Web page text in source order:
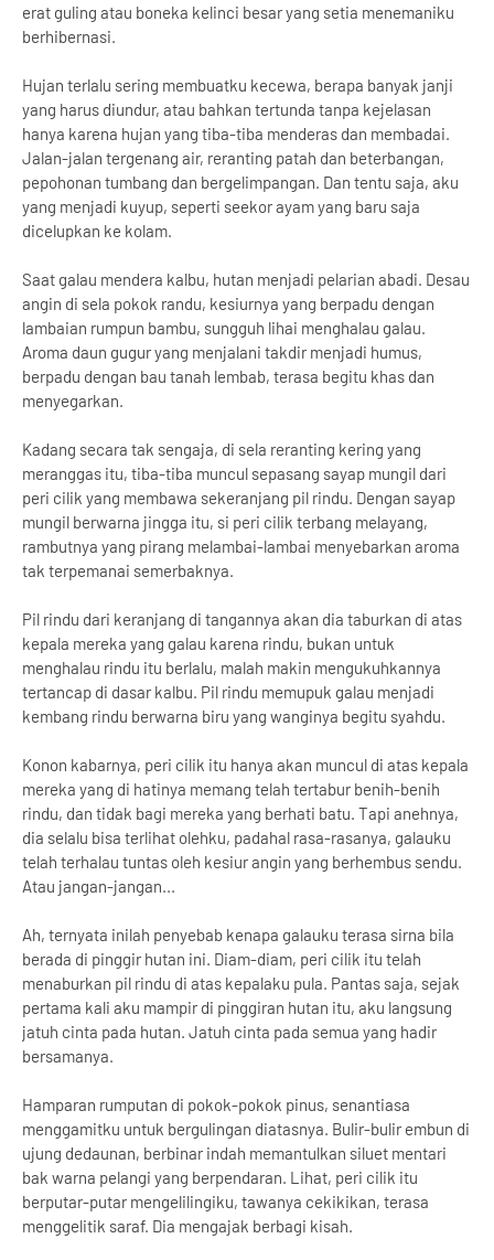
erat guling atau boneka kelinci besar yang setia menemaniku
berhibernasi.
Hujan terlalu sering membuatku kecewa, berapa banyak janji
yang harus diundur, atau bahkan tertunda tanpa kejelasan
hanya karena hujan yang tiba-tiba menderas dan membadai.
Jalan-jalan tergenang air, reranting patah dan beterbangan,
pepohonan tumbang dan bergelimpangan. Dan tentu saja, aku
yang menjadi kuyup, seperti seekor ayam yang baru saja
dicelupkan ke kolam.
Saat galau mendera kalbu, hutan menjadi pelarian abadi. Desau
angin di sela pokok randu, kesiurnya yang berpadu dengan
lambaian rumpun bambu, sungguh lihai menghalau galau.
Aroma daun gugur yang menjalani takdir menjadi humus,
berpadu dengan bau tanah lembab, terasa begitu khas dan
menyegarkan.
Kadang secara tak sengaja, di sela reranting kering yang
meranggas itu, tiba-tiba muncul sepasang sayap mungil dari
peri cilik yang membawa sekeranjang pil rindu. Dengan sayap
mungil berwarna jingga itu, si peri cilik terbang melayang,
rambutnya yang pirang melambai-lambai menyebarkan aroma
tak terpemanai semerbaknya.
Pil rindu dari keranjang di tangannya akan dia taburkan di atas
kepala mereka yang galau karena rindu, bukan untuk
menghalau rindu itu berlalu, malah makin mengukuhkannya
tertancap di dasar kalbu. Pil rindu memupuk galau menjadi
kembang rindu berwarna biru yang wanginya begitu syahdu.
Konon kabarnya, peri cilik itu hanya akan muncul di atas kepala
mereka yang di hatinya memang telah tertabur benih-benih
rindu, dan tidak bagi mereka yang berhati batu. Tapi anehnya,
dia selalu bisa terlihat olehku, padahal rasa-rasanya, galauku
telah terhalau tuntas oleh kesiur angin yang berhembus sendu.
Atau jangan-jangan...
Ah, ternyata inilah penyebab kenapa galauku terasa sirna bila
berada di pinggir hutan ini. Diam-diam, peri cilik itu telah
menaburkan pil rindu di atas kepalaku pula. Pantas saja, sejak
pertama kali aku mampir di pinggiran hutan itu, aku langsung
jatuh cinta pada hutan. Jatuh cinta pada semua yang hadir
bersamanya.
Hamparan rumputan di pokok-pokok pinus, senantiasa
menggamitku untuk bergulingan diatasnya. Bulir-bulir embun di
ujung dedaunan, berbinar indah memantulkan siluet mentari
bak warna pelangi yang berpendaran. Lihat, peri cilik itu
berputar-putar mengelilingiku, tawanya cekikikan, terasa
menggelitik saraf. Dia mengajak berbagi kisah.